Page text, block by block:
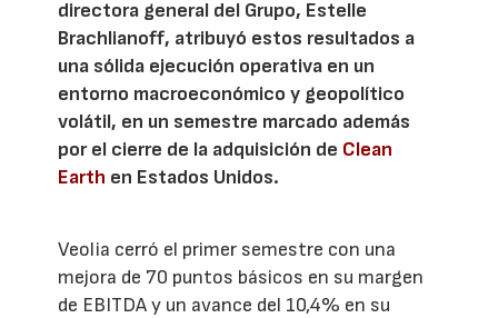
directora general del Grupo, Estelle
Brachlianoff, atribuyó estos resultados a
una sólida ejecución operativa en un
entorno macroeconómico y geopolítico
volátil, en un semestre marcado además
por el cierre de la adquisición de Clean
Earth en Estados Unidos.
Veolia cerró el primer semestre con una
mejora de 70 puntos básicos en su margen
de EBITDA y un avance del 10,4% en su